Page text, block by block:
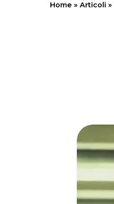
Home » Articoli »